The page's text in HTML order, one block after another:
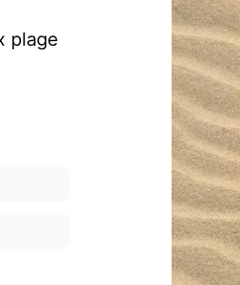
plage